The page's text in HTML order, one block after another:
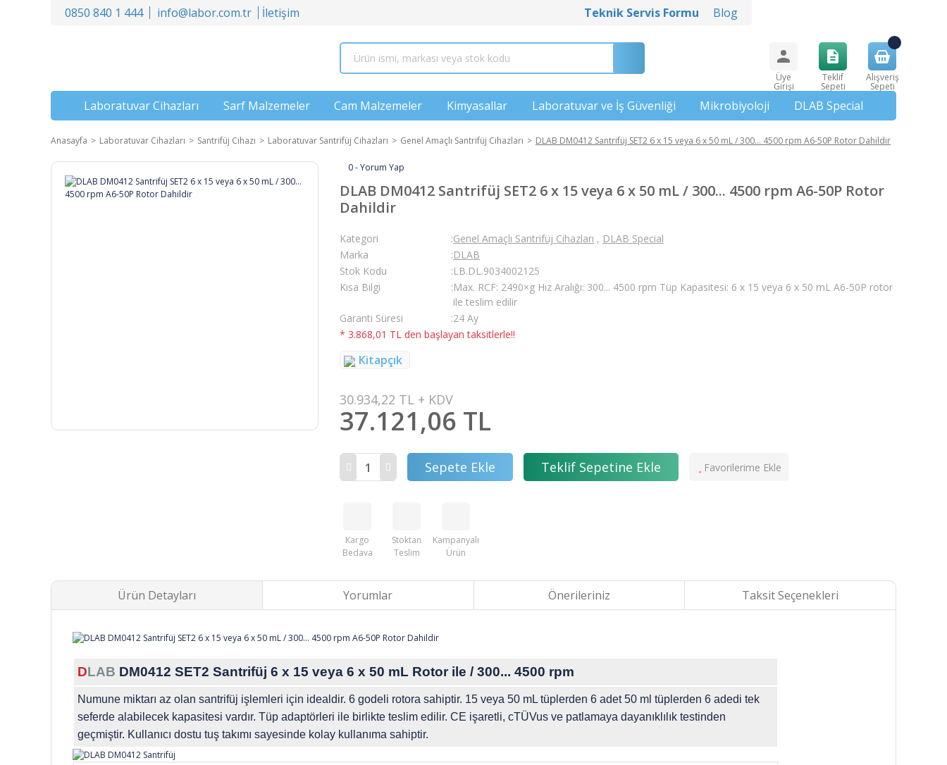
0850 840 1 444 info@labor.com.tr İletişim Teknik Servis Formu Blog
Üye
Girişi
Teklif
Sepeti
Alışveriş
Sepeti
Laboratuvar Cihazları Sarf Malzemeler Cam Malzemeler Kimyasallar Laboratuvar ve İş Güvenliği Mikrobiyoloji DLAB Special
Anasayfa Laboratuvar Cihazları Santrifüj Cihazı Laboratuvar Santrifüj Cihazları Genel Amaçlı Santrifüj Cihazları DLAB DM0412 Santrifüj SET2 6 x 15 veya 6 x 50 mL / 300... 4500 rpm A6-50P Rotor Dahildir
0 - Yorum Yap
DLAB DM0412 Santrifüj SET2 6 x 15 veya 6 x 50 mL / 300... 4500 rpm A6-50P Rotor
Dahildir
Kategori Genel Amaçlı Santrifüj Cihazları , DLAB Special
Marka
DLAB
Stok Kodu
LB.DL.9034002125
Kısa Bilgi
Max. RCF: 2490×g Hız Aralığı: 300... 4500 rpm Tüp Kapasitesi: 6 x 15 veya 6 x 50 mL A6-50P rotor
ile teslim edilir
Garanti Süresi
24 Ay
* 3.868,01 TL den başlayan taksitlerle!!
Kitapçık
30.934,22 TL + KDV
37.121,06 TL
Sepete Ekle Teklif Sepetine Ekle
Kargo
Bedava
Stoktan
Teslim
Kampanyalı
Ürün
Ürün Detayları Yorumlar Önerileriniz Taksit Seçenekleri
DLAB DM0412 SET2 Santrifüj 6 x 15 veya 6 x 50 mL Rotor ile / 300... 4500 rpm
Numune miktarı az olan santrifüj işlemleri için idealdir. 6 godeli rotora sahiptir. 15 veya 50 mL tüplerden 6 adet 50 ml tüplerden 6 adedi tek
seferde alabilecek kapasitesi vardır. Tüp adaptörleri ile birlikte teslim edilir. CE işaretli, cTÜVus ve patlamaya dayanıklılık testinden
geçmiştir. Kullanıcı dostu tuş takımı sayesinde kolay kullanıma sahiptir.